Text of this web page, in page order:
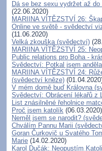
Dá se bez sexu vydržet až
(22.06.2020)
MARIINA VÍTĚZSTVÍ 26:
Online ve světě - svědectví
(11.06.2020)
Velká zkouška (svědectví)
MARIINA VÍTĚZSTVÍ 25:
Public relations pro Boha -
Svědectví: Potkal jsem anděla
MARIINA VÍTĚZSTVÍ 24:
(svědectví kněze)
V mém domě buď Královna
Svědectví: Obrácení lékařů z
List znásilněné řeholnice
Proč jsem katolík (06.03.2020)
Neměl jsem se narodit?
Chválím Pannu Marii
Goran Čurkovič u Svatého
Marie (14.02.2020)
Karol Dučák: Neopustím